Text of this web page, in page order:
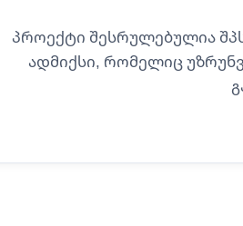
პროექტი შესრულებულია
ადმიქსი, რომელიც